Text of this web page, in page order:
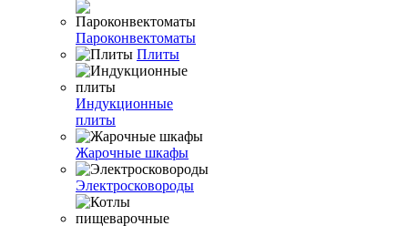
Пароконвектоматы
Плиты
Индукционные
плиты
Жарочные шкафы
Электросковороды